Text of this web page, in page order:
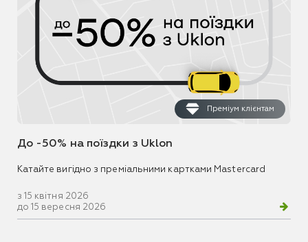
Преміум клієнтам
До -50% на поїздки з Uklon
Катайте вигідно з преміальними картками Mastercard
з 15 квітня 2026
до 15 вересня 2026